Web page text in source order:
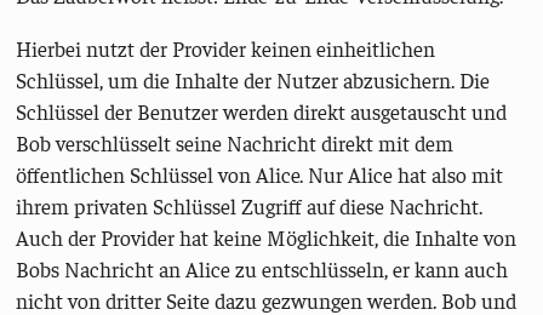
Hierbei nutzt der Provider keinen einheitlichen
Schlüssel, um die Inhalte der Nutzer abzusichern. Die
Schlüssel der Benutzer werden direkt ausgetauscht und
Bob verschlüsselt seine Nachricht direkt mit dem
öffentlichen Schlüssel von Alice. Nur Alice hat also mit
ihrem privaten Schlüssel Zugriff auf diese Nachricht.
Auch der Provider hat keine Möglichkeit, die Inhalte von
Bobs Nachricht an Alice zu entschlüsseln, er kann auch
nicht von dritter Seite dazu gezwungen werden. Bob und